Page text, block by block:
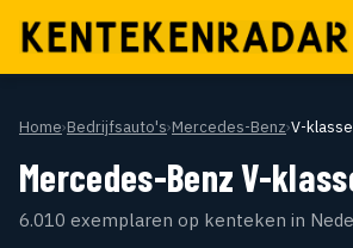
Home›Bedrijfsauto's›Mercedes-Benz›V-klasse
Mercedes-Benz V-
6.010 exemplaren op kenteken in